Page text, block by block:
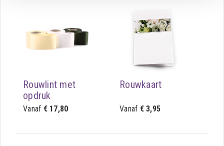
Rouwlint met
opdruk
Vanaf € 17,80
Rouwkaart
Vanaf € 3,95